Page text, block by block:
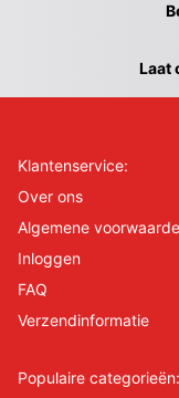
Laat
Klantenservice:
Over ons
Algemene
Inloggen
FAQ
Verzendinformatie
Populaire categorieën: